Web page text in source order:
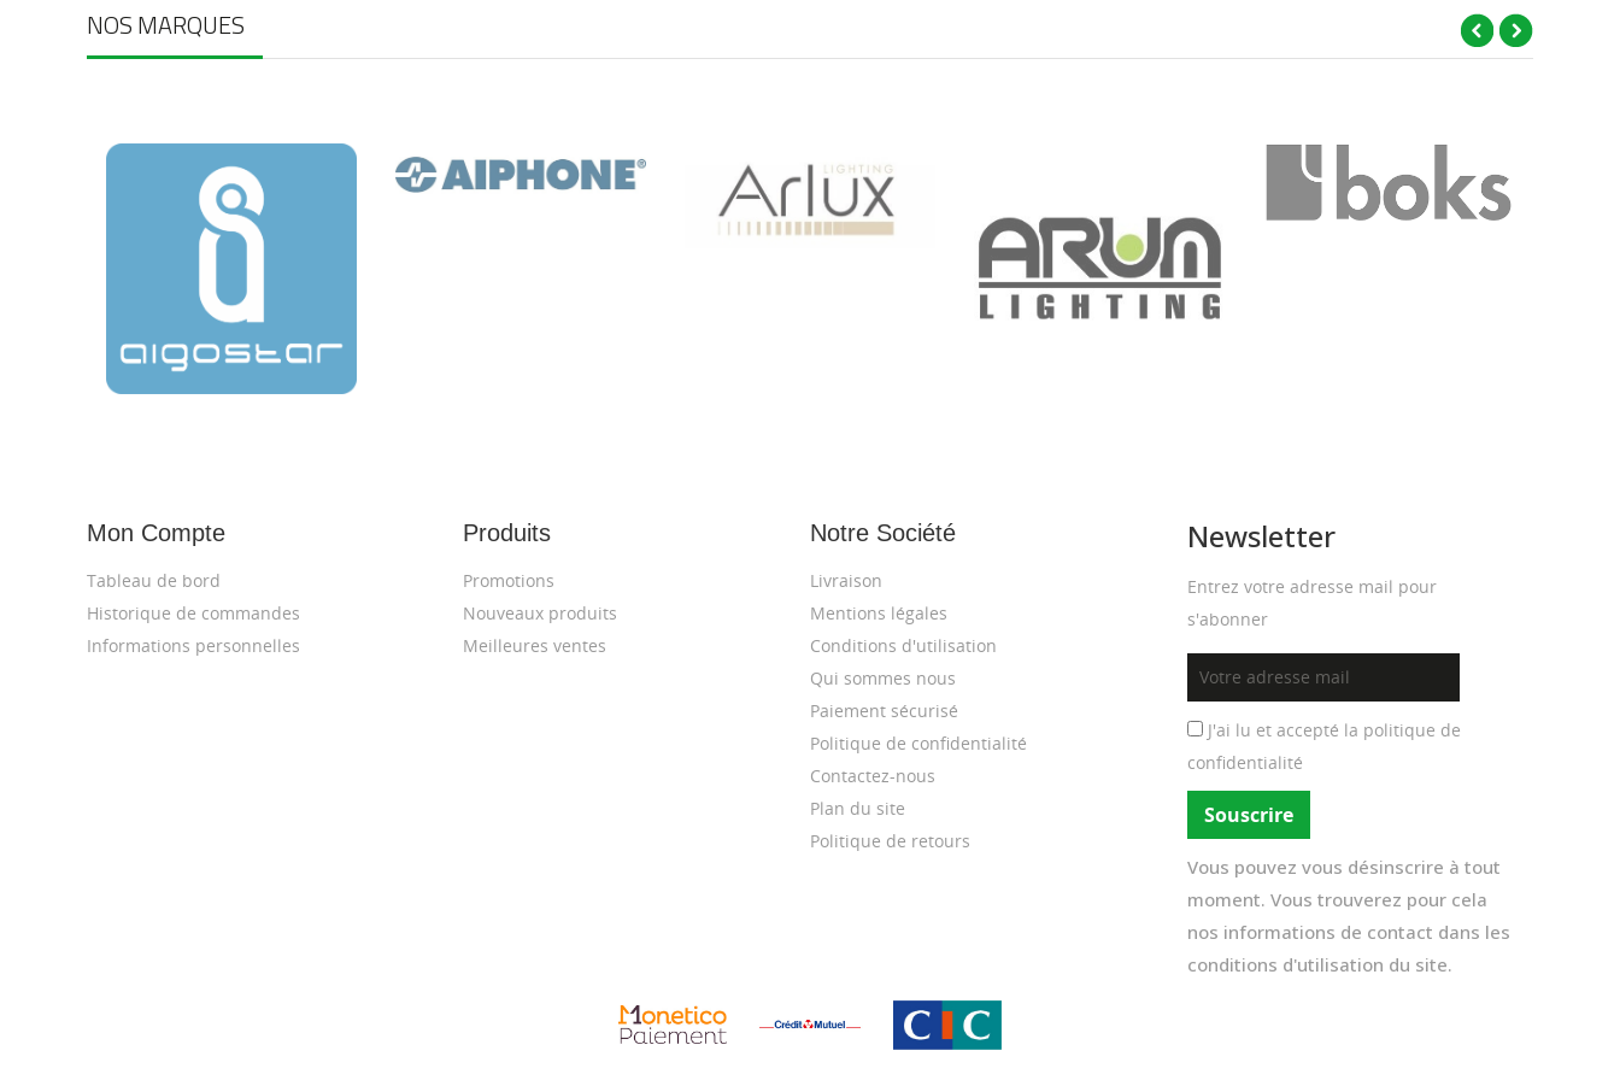
NOS MARQUES
Mon Compte
Tableau de bord
Historique de commandes
Informations personnelles
Produits
Promotions
Nouveaux produits
Meilleures ventes
Notre Société
Livraison
Mentions légales
Conditions d'utilisation
Qui sommes nous
Paiement sécurisé
Politique de confidentialité
Contactez-nous
Plan du site
Politique de retours
Newsletter
Entrez votre adresse mail pour
s'abonner
J'ai lu et accepté la politique de
confidentialité
Vous pouvez vous désinscrire à tout
moment. Vous trouverez pour cela
nos informations de contact dans les
conditions d'utilisation du site.